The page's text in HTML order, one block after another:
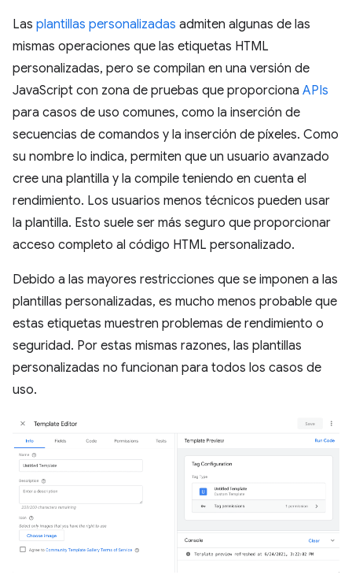
Las plantillas personalizadas admiten algunas de las
mismas operaciones que las etiquetas HTML
personalizadas, pero se compilan en una versión de
JavaScript con zona de pruebas que proporciona APIs
para casos de uso comunes, como la inserción de
secuencias de comandos y la inserción de píxeles. Como
su nombre lo indica, permiten que un usuario avanzado
cree una plantilla y la compile teniendo en cuenta el
rendimiento. Los usuarios menos técnicos pueden usar
la plantilla. Esto suele ser más seguro que proporcionar
acceso completo al código HTML personalizado.
Debido a las mayores restricciones que se imponen a las
plantillas personalizadas, es mucho menos probable que
estas etiquetas muestren problemas de rendimiento o
seguridad. Por estas mismas razones, las plantillas
personalizadas no funcionan para todos los casos de
uso.